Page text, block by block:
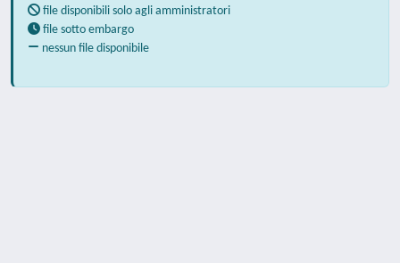
file disponibili solo agli amministratori
file sotto embargo
nessun file disponibile